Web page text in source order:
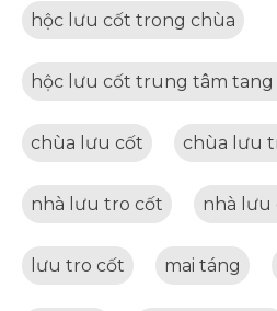
hộc lưu cốt trong chùa
hộc lưu cốt trung tâm tang
chùa lưu cốt chùa lưu
nhà lưu tro cốt nhà lưu
lưu tro cốt mai táng